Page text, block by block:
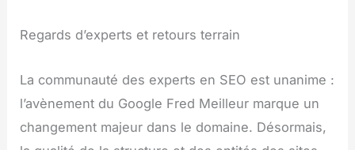
Regards d’experts et retours terrain
La communauté des experts en SEO est unanime :
l’avènement du Google Fred Meilleur marque un
changement majeur dans le domaine. Désormais,